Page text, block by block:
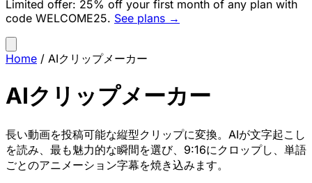
Limited offer: 25% off your first month of any plan with
code WELCOME25. See plans →
Home / AIクリップメーカー
AIクリップメーカー
長い動画を投稿可能な縦型クリップに変換。AIが文字起こし
を読み、最も魅力的な瞬間を選び、9:16にクロップし、単語
ごとのアニメーション字幕を焼き込みます。